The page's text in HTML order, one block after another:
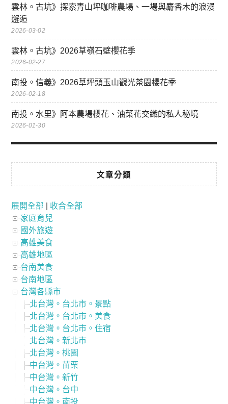
雲林。古坑》探索青山坪咖啡農場、一場與麝香木的浪漫
邂逅
2026-03-02
雲林。古坑》2026草嶺石壁櫻花季
2026-02-27
南投。信義》2026草坪頭玉山觀光茶園櫻花季
2026-02-18
南投。水里》阿本農場櫻花、油菜花交織的私人秘境
2026-01-30
文章分類
展開全部
收合全部
家庭育兒
國外旅遊
高雄美食
高雄地區
台南美食
台南地區
台灣各縣市
北台灣。台北市。景點
北台灣。台北市。美食
北台灣。台北市。住宿
北台灣。新北市
北台灣。桃園
中台灣。苗栗
中台灣。新竹
中台灣。台中
中台灣。南投